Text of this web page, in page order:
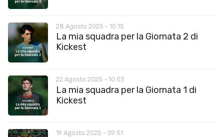
28 Agosto 2025 - 10:15
La mia squadra per la Giornata 2 di
Kickest
22 Agosto 2025 - 10:03
La mia squadra per la Giornata 1 di
Kickest
19 Agosto 2025 - 09:51